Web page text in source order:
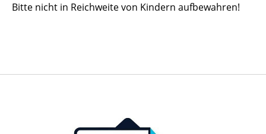
Bitte nicht in Reichweite von Kindern aufbewahren!